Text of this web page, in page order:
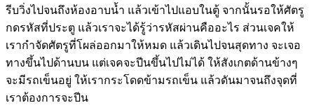
รีบวิ่งไปจนถึงห้องอาบน้ำ แล้วเข้าไปแอบในตู้ จากนั้นรอให้ศัตรู
กดรหัสที่ประตู แล้วเราจะได้รู้ว่ารหัสผ่านคืออะไร ส่วนเจคให้
เรากำจัดศัตรูที่โผล่ออกมาให้หมด แล้วเดินไปจนสุดทาง จะเจอ
ทางขึ้นไปด้านบน แต่เจคจะปีนขึ้นไปไม่ได้ ให้สังเกตด้านข้างๆ
จะมีรถเข็นอยู่ ให้เรากระโดดข้ามรถเข็น แล้วดันมาจนถึงจุดที่
เราต้องการจะปีน